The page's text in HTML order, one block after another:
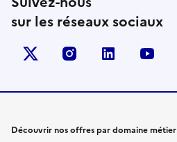
sur les réseaux sociaux
X (anciennement Twitter)
instagramlinkedin
Découvrir nos offres par domaine métier